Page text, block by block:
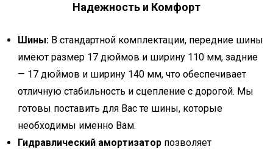
Надежность и Комфорт
Шины: В стандартной комплектации, передние шины
имеют размер 17 дюймов и ширину 110 мм, задние
— 17 дюймов и ширину 140 мм, что обеспечивает
отличную стабильность и сцепление с дорогой. Мы
готовы поставить для Вас те шины, которые
необходимы именно Вам.
Гидравлический амортизатор позволяет